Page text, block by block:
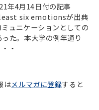
年4月14日付の記事
six emotionsが出典
ュニケーションとしての
た。本大学の例年通り
・
はメルマガに登録すると